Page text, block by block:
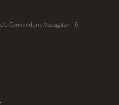
o Convendum, Vasagatan 16